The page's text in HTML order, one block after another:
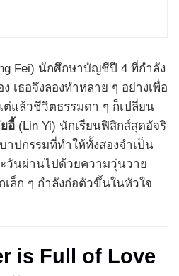
Fei) นักศึกษาบัญชีปี 4 ที่กำลัง
เธอจึงลองทำหลาย ๆ อย่างเพื่อ
แล้วชีวิตธรรมดา ๆ ก็เปลี่ยน
อี้ (Lin Yi) นักเรียนฟิสิกส์สุดอัจริ
ปกรรมที่ทำให้ทั้งสองจำเป็น
วันผ่านไปด้วยความวุ่นวาย
เล็ก ๆ กำลังก่อตัวขึ้นในหัวใจ
is Full of Love